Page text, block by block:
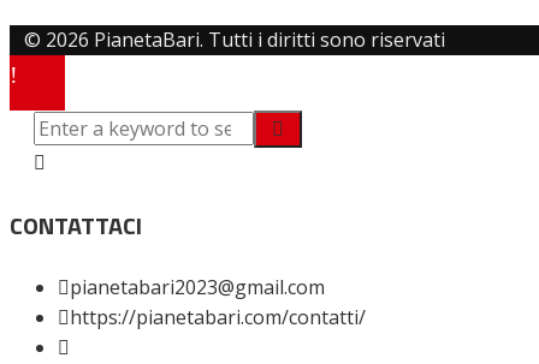
© 2026 PianetaBari. Tutti i diritti sono riservati
CONTATTACI
pianetabari2023@gmail.com
https://pianetabari.com/contatti/